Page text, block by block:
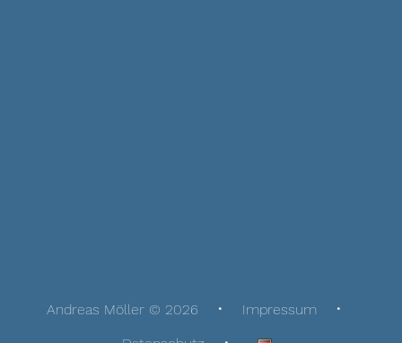
Andreas Möller © 2026
Impressum